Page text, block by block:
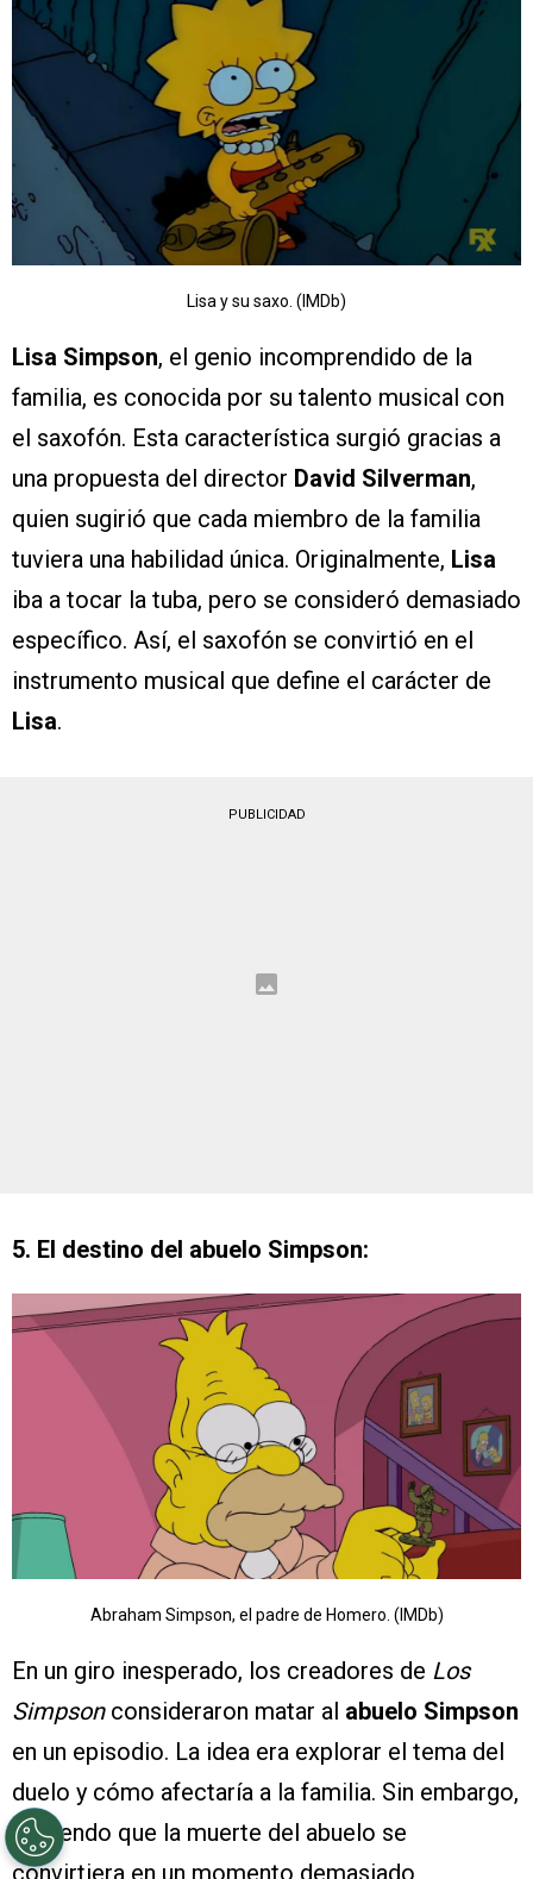
Lisa y su saxo. (IMDb)
Lisa Simpson, el genio incomprendido de la
familia, es conocida por su talento musical con
el saxofón. Esta característica surgió gracias a
una propuesta del director David Silverman,
quien sugirió que cada miembro de la familia
tuviera una habilidad única. Originalmente, Lisa
iba a tocar la tuba, pero se consideró demasiado
específico. Así, el saxofón se convirtió en el
instrumento musical que define el carácter de
Lisa.
PUBLICIDAD
5. El destino del abuelo Simpson:
Abraham Simpson, el padre de Homero. (IMDb)
En un giro inesperado, los creadores de Los
Simpson consideraron matar al abuelo Simpson
en un episodio. La idea era explorar el tema del
duelo y cómo afectaría a la familia. Sin embargo,
temiendo que la muerte del abuelo se